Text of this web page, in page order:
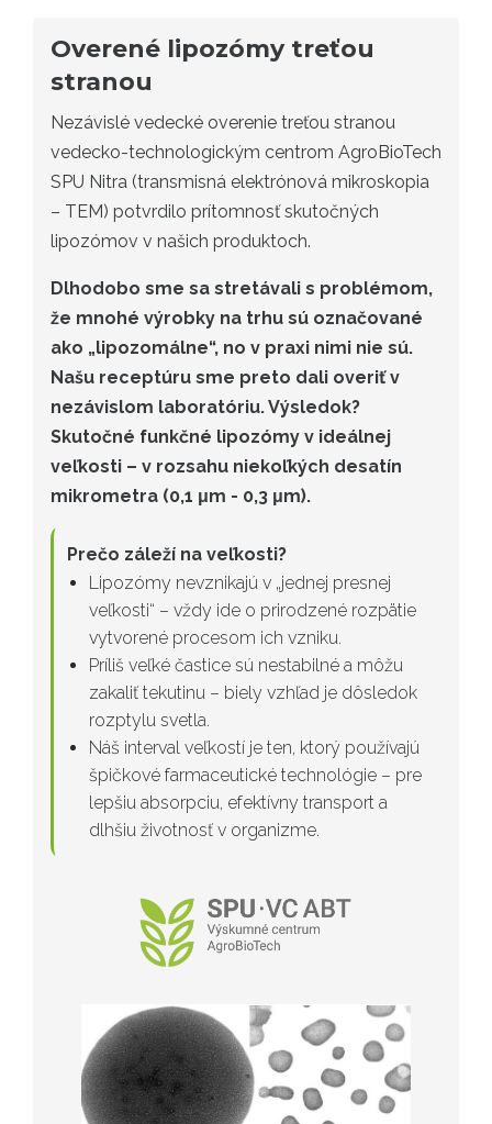
Overené lipozómy treťou
stranou
Nezávislé vedecké overenie treťou stranou
vedecko-technologickým centrom AgroBioTech
SPU Nitra (transmisná elektrónová mikroskopia
– TEM) potvrdilo prítomnosť skutočných
lipozómov v našich produktoch.
Dlhodobo sme sa stretávali s problémom,
že mnohé výrobky na trhu sú označované
ako „lipozomálne“, no v praxi nimi nie sú.
Našu receptúru sme preto dali overiť v
nezávislom laboratóriu. Výsledok?
Skutočné funkčné lipozómy v ideálnej
veľkosti – v rozsahu niekoľkých desatín
mikrometra (0,1 μm - 0,3 μm).
Prečo záleží na veľkosti?
Lipozómy nevznikajú v „jednej presnej
veľkosti“ – vždy ide o prirodzené rozpätie
vytvorené procesom ich vzniku.
Príliš veľké častice sú nestabilné a môžu
zakaliť tekutinu – biely vzhľad je dôsledok
rozptylu svetla.
Náš interval veľkostí je ten, ktorý používajú
špičkové farmaceutické technológie – pre
lepšiu absorpciu, efektívny transport a
dlhšiu životnosť v organizme.